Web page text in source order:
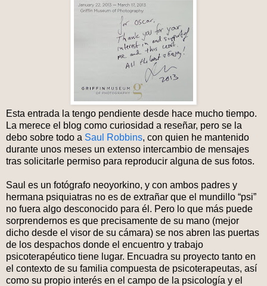
Esta entrada la tengo pendiente desde hace mucho tiempo.
La merece el blog como curiosidad a reseñar, pero se la
debo sobre todo a Saul Robbins, con quien he mantenido
durante unos meses un extenso intercambio de mensajes
tras solicitarle permiso para reproducir alguna de sus fotos.
Saul es un fotógrafo neoyorkino, y con ambos padres y
hermana psiquiatras no es de extrañar que el mundillo “psi”
no fuera algo desconocido para él. Pero lo que más puede
sorprendernos es que precisamente de su mano (mejor
dicho desde el visor de su cámara) se nos abren las puertas
de los despachos donde el encuentro y trabajo
psicoterapéutico tiene lugar. Encuadra su proyecto tanto en
el contexto de su familia compuesta de psicoterapeutas, así
como su propio interés en el campo de la psicología y el